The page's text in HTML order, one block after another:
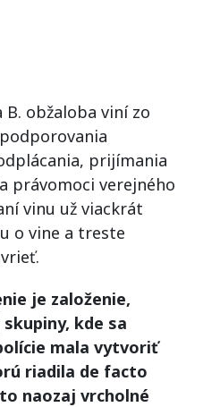
obžaloba viní zo
prijímania
právomoci verejného
vinu už viackrát
o vine a treste
je založenie,
kde sa
mala vytvoriť
riadila de facto
naozaj vrcholné